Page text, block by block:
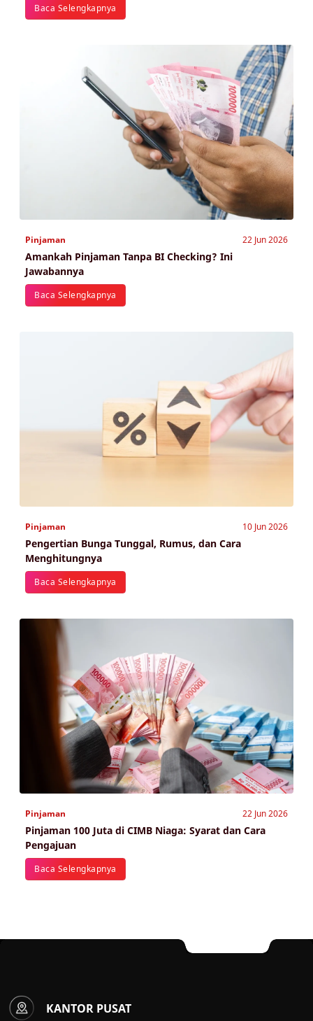
Baca Selengkapnya
Pinjaman 22 Jun 2026
Amankah Pinjaman Tanpa BI Checking? Ini
Jawabannya
Baca Selengkapnya
Pinjaman 10 Jun 2026
Pengertian Bunga Tunggal, Rumus, dan Cara
Menghitungnya
Baca Selengkapnya
Pinjaman 22 Jun 2026
Pinjaman 100 Juta di CIMB Niaga: Syarat dan Cara
Pengajuan
Baca Selengkapnya
KANTOR PUSAT